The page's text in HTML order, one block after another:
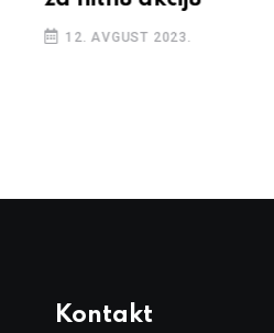
12. AVGUST 2023.
Kontakt